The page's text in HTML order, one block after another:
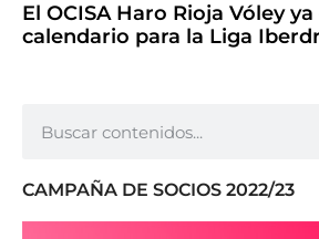
El OCISA Haro Rioja Vóley
calendario para la Liga
CAMPAÑA DE SOCIOS 2022/23